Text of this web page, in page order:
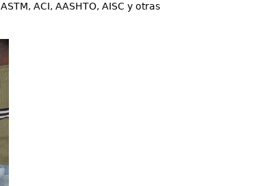
ACI, AASHTO, AISC y otras